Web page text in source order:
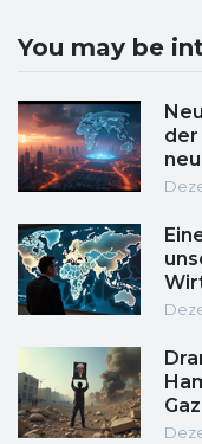
You may be
der